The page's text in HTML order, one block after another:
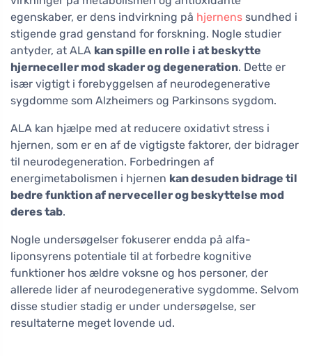
egenskaber, er dens indvirkning på hjernens sundhed i
stigende grad genstand for forskning. Nogle studier
antyder, at ALA kan spille en rolle i at beskytte
hjerneceller mod skader og degeneration. Dette er
især vigtigt i forebyggelsen af neurodegenerative
sygdomme som Alzheimers og Parkinsons sygdom.
ALA kan hjælpe med at reducere oxidativt stress i
hjernen, som er en af de vigtigste faktorer, der bidrager
til neurodegeneration. Forbedringen af
energimetabolismen i hjernen kan desuden bidrage til
bedre funktion af nerveceller og beskyttelse mod
deres tab.
Nogle undersøgelser fokuserer endda på alfa-
liponsyrens potentiale til at forbedre kognitive
funktioner hos ældre voksne og hos personer, der
allerede lider af neurodegenerative sygdomme. Selvom
disse studier stadig er under undersøgelse, ser
resultaterne meget lovende ud.